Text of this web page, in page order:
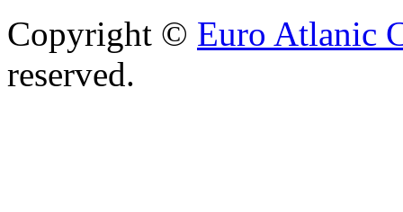
Copyright © Euro Atlanic
reserved.